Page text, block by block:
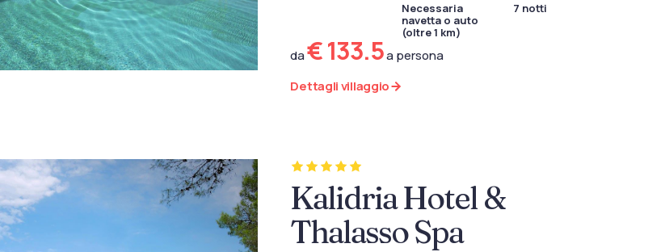
Necessaria
navetta o auto
(oltre 1 km)
7 notti
da€ 133.5a persona
Dettagli villaggio
Kalidria Hotel &
Thalasso Spa